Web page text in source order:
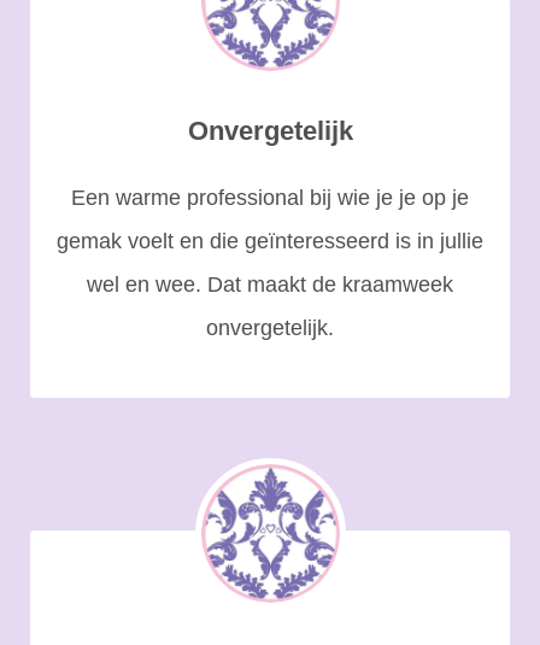
Onvergetelijk
Een warme professional bij wie je je op je
gemak voelt en die geïnteresseerd is in jullie
wel en wee. Dat maakt de kraamweek
onvergetelijk.